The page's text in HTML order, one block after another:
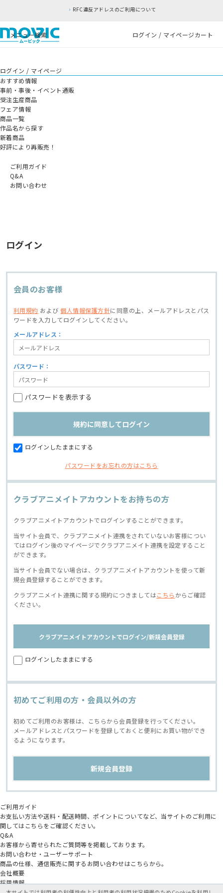
RFC違反アドレスのご利用について
メニュー検索 ログイン / マイページカート
ログイン / マイページ
おすすめ情報
事前・事後・イベント通販
受注生産商品
フェア情報
商品一覧
作品名から探す
新着商品
好評により再販売！
ご利用ガイド
Q&A
お問い合わせ
ログイン
会員のお客様
利用規約 および個人情報保護方針に同意の上、
メールアドレスとパス
ワードを入力してログインしてください。
メールアドレス：
パスワード：
パスワードを表示する
ログインしたままにする
パスワードをお忘れの方はこちら
クラブアニメイトアカウントをお持ちの方
クラブアニメイトアカウントでログインすることができます。
当サイト会員で、クラブアニメイト連携をされていないお客様につい
てはログイン後のマイページでクラブアニメイト連携を設定すること
ができます。
当サイト会員でない場合は、クラブアニメイトアカウントを使って新
規会員登録することができます。
クラブアニメイト連携に関する規約につきましてはこちら からご確認
ください。
クラブアニメイトアカウントでログイン/新規会員登録
ログインしたままにする
初めてご利用の方・会員以外の方
初めてご利用のお客様は、こちらから会員登録を行ってください。
メールアドレスとパスワードを登録しておくと便利にお買い物ができ
るようになります。
ご利用ガイド
お支払い方法や送料・配送時間、ポイントについてなど、当サイトのご利用に
関してはこちらをご確認ください。
Q&A
お客様から寄せられたご質問等を掲載しております。
お問い合わせ・ユーザーサポート
商品の仕様、通信販売に関するお問い合わせはこちらから。
会社概要
採用情報